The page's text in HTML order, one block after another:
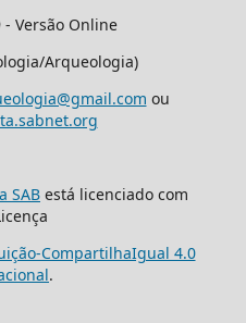
- Versão Online
Arqueologia)
ou
SAB está licenciado com
CompartilhaIgual 4.0
.